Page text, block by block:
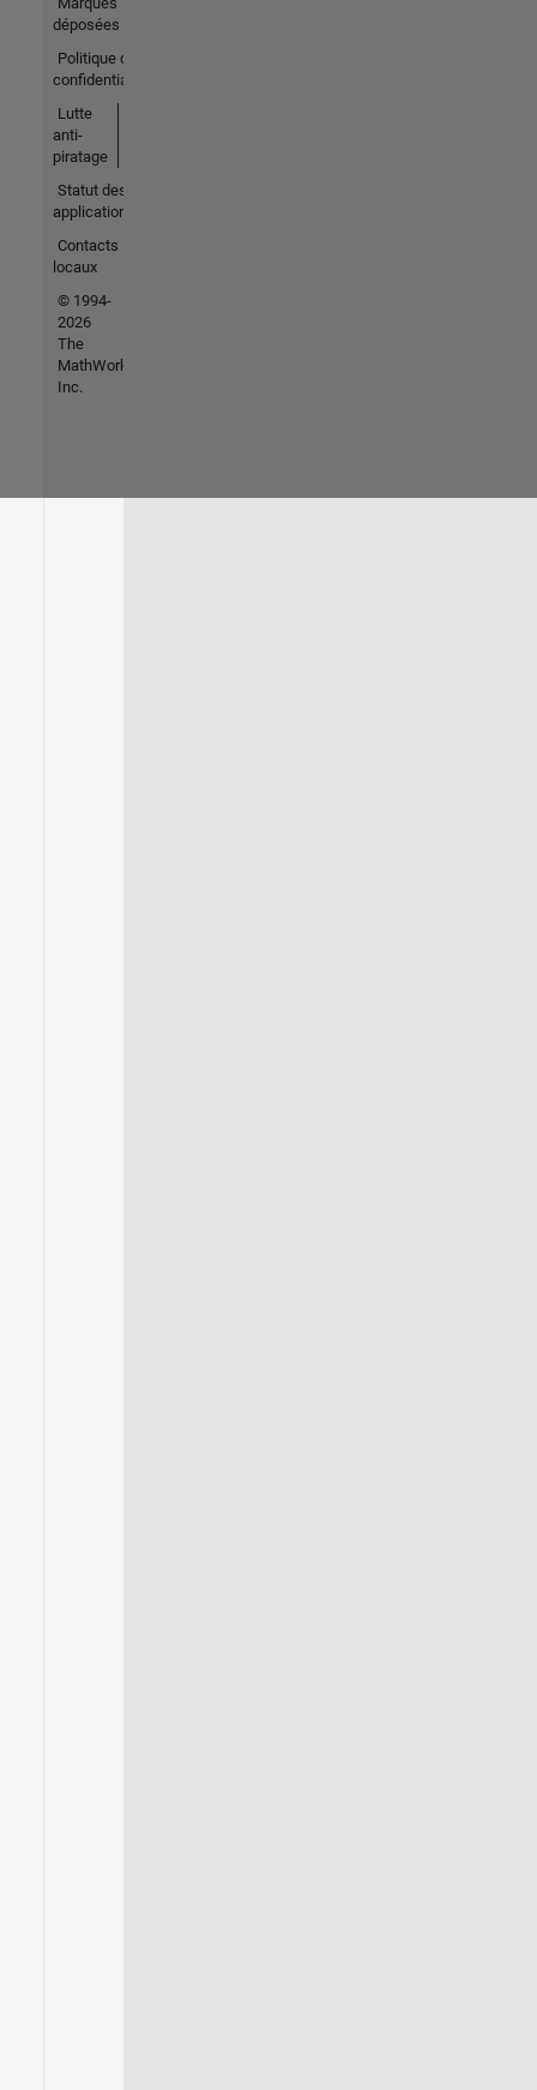
déposées
Politique de
confidentialité
Lutte
anti-
piratage
Statut des
applications
Contacts
locaux
© 1994-
2026
The
MathWorks,
Inc.